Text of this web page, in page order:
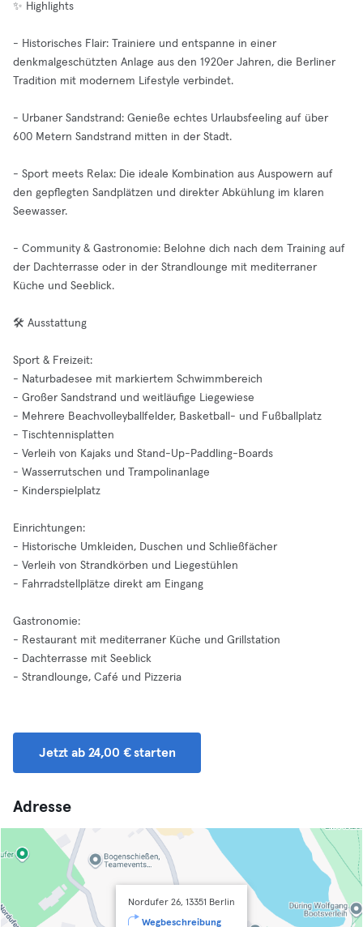
✨ Highlights
- Historisches Flair: Trainiere und entspanne in einer
denkmalgeschützten Anlage aus den 1920er Jahren, die Berliner
Tradition mit modernem Lifestyle verbindet.
- Urbaner Sandstrand: Genieße echtes Urlaubsfeeling auf über
600 Metern Sandstrand mitten in der Stadt.
- Sport meets Relax: Die ideale Kombination aus Auspowern auf
den gepflegten Sandplätzen und direkter Abkühlung im klaren
Seewasser.
- Community & Gastronomie: Belohne dich nach dem Training auf
der Dachterrasse oder in der Strandlounge mit mediterraner
Küche und Seeblick.
🛠️ Ausstattung
Sport & Freizeit:
- Naturbadesee mit markiertem Schwimmbereich
- Großer Sandstrand und weitläufige Liegewiese
- Mehrere Beachvolleyballfelder, Basketball- und Fußballplatz
- Tischtennisplatten
- Verleih von Kajaks und Stand-Up-Paddling-Boards
- Wasserrutschen und Trampolinanlage
- Kinderspielplatz
Einrichtungen:
- Historische Umkleiden, Duschen und Schließfächer
- Verleih von Strandkörben und Liegestühlen
- Fahrradstellplätze direkt am Eingang
Gastronomie:
- Restaurant mit mediterraner Küche und Grillstation
- Dachterrasse mit Seeblick
- Strandlounge, Café und Pizzeria
Jetzt ab 24,00 € starten
Adresse
Nordufer 26, 13351 Berlin
Wegbeschreibung